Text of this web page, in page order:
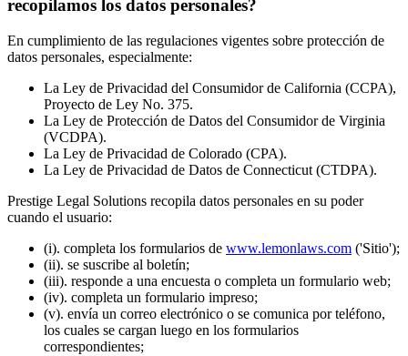
recopilamos los datos personales?
En cumplimiento de las regulaciones vigentes sobre protección de
datos personales, especialmente:
La Ley de Privacidad del Consumidor de California (CCPA),
Proyecto de Ley No. 375.
La Ley de Protección de Datos del Consumidor de Virginia
(VCDPA).
La Ley de Privacidad de Colorado (CPA).
La Ley de Privacidad de Datos de Connecticut (CTDPA).
Prestige Legal Solutions recopila datos personales en su poder
cuando el usuario:
(i). completa los formularios de www.lemonlaws.com ('Sitio');
(ii). se suscribe al boletín;
(iii). responde a una encuesta o completa un formulario web;
(iv). completa un formulario impreso;
(v). envía un correo electrónico o se comunica por teléfono,
los cuales se cargan luego en los formularios
correspondientes;